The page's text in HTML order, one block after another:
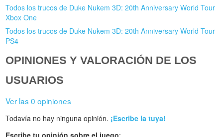
Todos los trucos de Duke Nukem 3D: 20th Anniversary World Tour
Xbox One
Todos los trucos de Duke Nukem 3D: 20th Anniversary World Tour
PS4
OPINIONES Y VALORACIÓN DE LOS
USUARIOS
Ver las 0 opiniones
Todavía no hay ninguna opinión. ¡Escribe la tuya!